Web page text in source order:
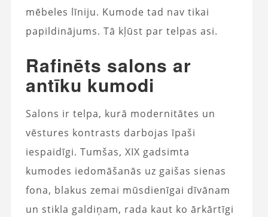
mēbeles līniju. Kumode tad nav tikai
papildinājums. Tā kļūst par telpas asi.
Rafinēts salons ar
antīku kumodi
Salons ir telpa, kurā modernitātes un
vēstures kontrasts darbojas īpaši
iespaidīgi. Tumšas, XIX gadsimta
kumodes iedomāšanās uz gaišas sienas
fona, blakus zemai mūsdienīgai dīvānam
un stikla galdiņam, rada kaut ko ārkārtīgi